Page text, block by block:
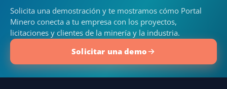
Solicita una demostración y te mostramos cómo Portal
Minero conecta a tu empresa con los proyectos,
licitaciones y clientes de la minería y la industria.
Solicitar una demo